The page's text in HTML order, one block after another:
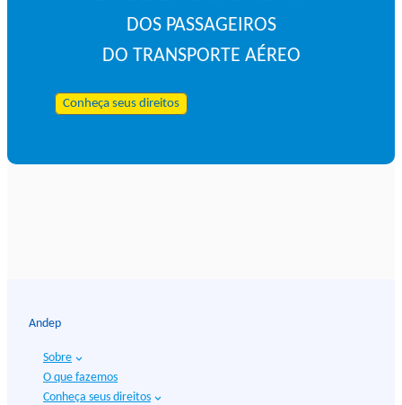
DOS PASSAGEIROS
DO TRANSPORTE AÉREO
Conheça seus direitos
Andep
Sobre
O que fazemos
Conheça seus direitos